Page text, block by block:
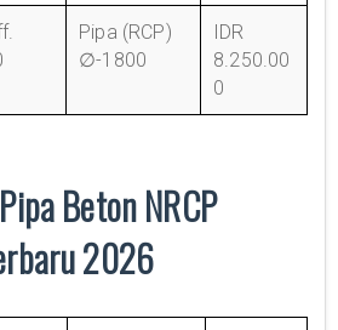
Pipa (RCP)
∅-1800
IDR
8.250.00
0
Beton NRCP
2026